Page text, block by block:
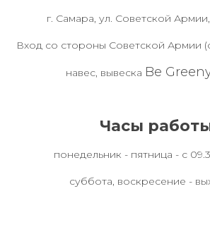
г. Самара, ул. Советской Армии,
Вход со стороны Советской Армии
навес, вывеска Be
Часы
понедельник - пятница - с
суббота, воскресение -